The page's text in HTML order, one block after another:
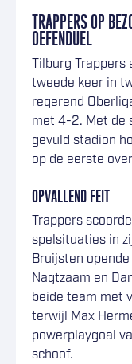
TRAPPERS OP
OEFENDUEL
Tilburg Trappers
tweede keer in
regerend
met 4-2. Met de
gevuld stadion
op de eerste
OPVALLEND FEIT
Trappers
spelsituaties in
Bruijsten
Nagtzaam en
beide team met
terwijl Max
powerplaygoal
schoof.